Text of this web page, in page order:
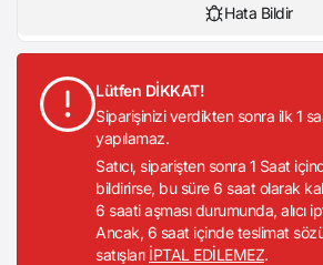
Hata Bildir
Lütfen DİKKAT!
Siparişinizi verdikten sonra ilk 1
yapılamaz.
Satıcı, siparişten sonra 1 Saat
bildirirse, bu süre 6 saat olarak
6 saati aşması durumunda, alıcı
Ancak, 6 saat içinde teslimat sözü
satışları İPTAL EDİLEMEZ.